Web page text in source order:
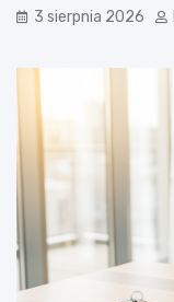
3 sierpnia 2026